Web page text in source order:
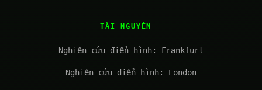
TÀI NGUYÊN
Nghiên cứu điển hình: Frankfurt
Nghiên cứu điển hình: London